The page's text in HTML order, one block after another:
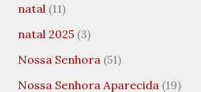
natal (11)
natal 2025(3)
Nossa Senhora (51)
Nossa Senhora Aparecida (19)